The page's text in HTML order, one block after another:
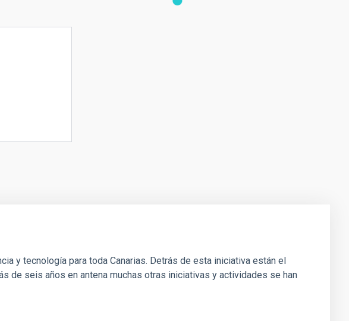
y tecnología para toda Canarias. Detrás de esta iniciativa están el
de seis años en antena muchas otras iniciativas y actividades se han